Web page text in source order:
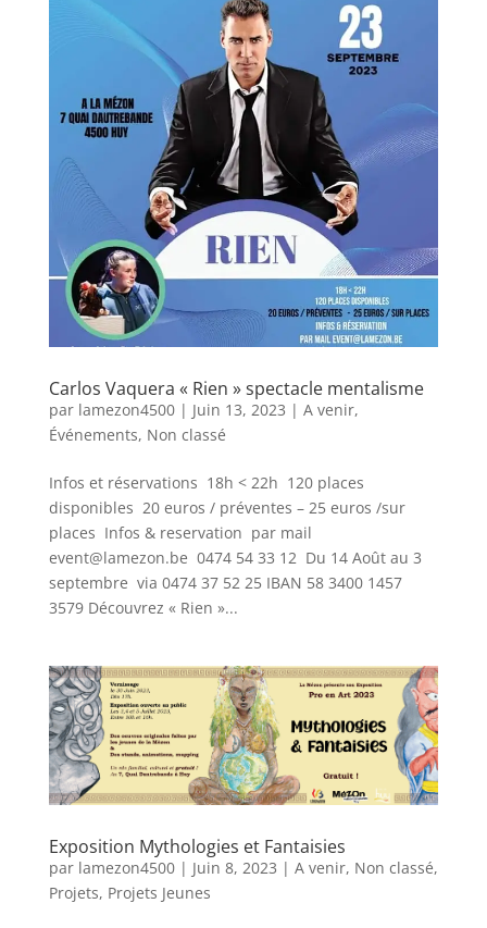
Carlos Vaquera « Rien » spectacle mentalisme
par lamezon4500| Juin 13, 2023 | A venir,
Événements, Non classé
Infos et réservations 18h < 22h 120 places
disponibles 20 euros / préventes – 25 euros /sur
places Infos & reservation par mail
event@lamezon.be 0474 54 33 12 Du 14 Août au 3
septembre via 0474 37 52 25 IBAN 58 3400 1457
3579 Découvrez « Rien »...
Exposition Mythologies et Fantaisies
par lamezon4500| Juin 8, 2023 | A venir, Non classé,
Projets, Projets Jeunes